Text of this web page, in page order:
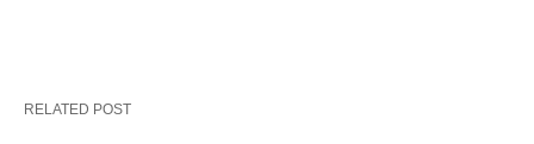
RELATED POST